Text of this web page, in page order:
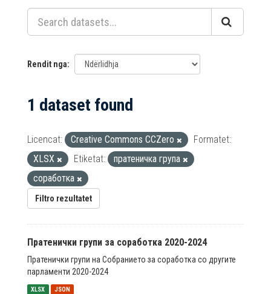
Rendit nga
1 dataset found
Licencat: Creative Commons CCZero
Formatet:
XLSX
Etiketat:
пратеничка група
соработка
Filtro rezultatet
Пратенички групи за соработка 2020-2024
Пратенички групи на Собранието за соработка со другите
парламенти 2020-2024
XLSX JSON